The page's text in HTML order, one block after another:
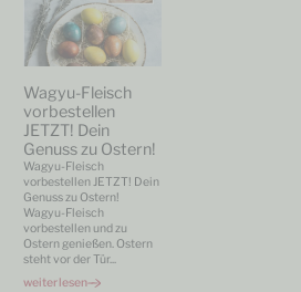
Wagyu-Fleisch
vorbestellen
JETZT! Dein
Genuss zu Ostern!
Wagyu-Fleisch
vorbestellen JETZT! Dein
Genuss zu Ostern!
Wagyu-Fleisch
vorbestellen und zu
Ostern genießen. Ostern
steht vor der Tür...
weiterlesen